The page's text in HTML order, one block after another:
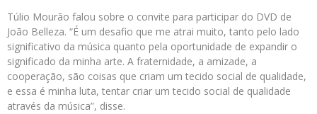
Túlio Mourão falou sobre o convite para participar do DVD de
João Belleza. “É um desafio que me atrai muito, tanto pelo lado
significativo da música quanto pela oportunidade de expandir o
significado da minha arte. A fraternidade, a amizade, a
cooperação, são coisas que criam um tecido social de qualidade,
e essa é minha luta, tentar criar um tecido social de qualidade
através da música”, disse.